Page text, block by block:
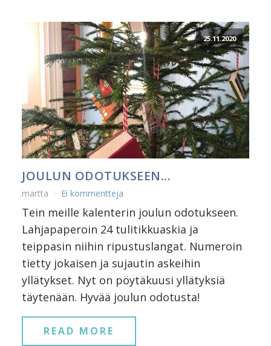
25.11.2020
JOULUN ODOTUKSEEN...
martta Ei kommentteja
Tein meille kalenterin joulun odotukseen.
Lahjapaperoin 24 tulitikkuaskia ja
teippasin niihin ripustuslangat. Numeroin
tietty jokaisen ja sujautin askeihin
yllätykset. Nyt on pöytäkuusi yllätyksiä
täytenään. Hyvää joulun odotusta!
READ MORE